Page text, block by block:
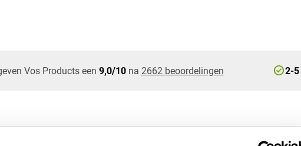
Vos Products een 9,0/10na 2662 beoordelingen check_circle2-5